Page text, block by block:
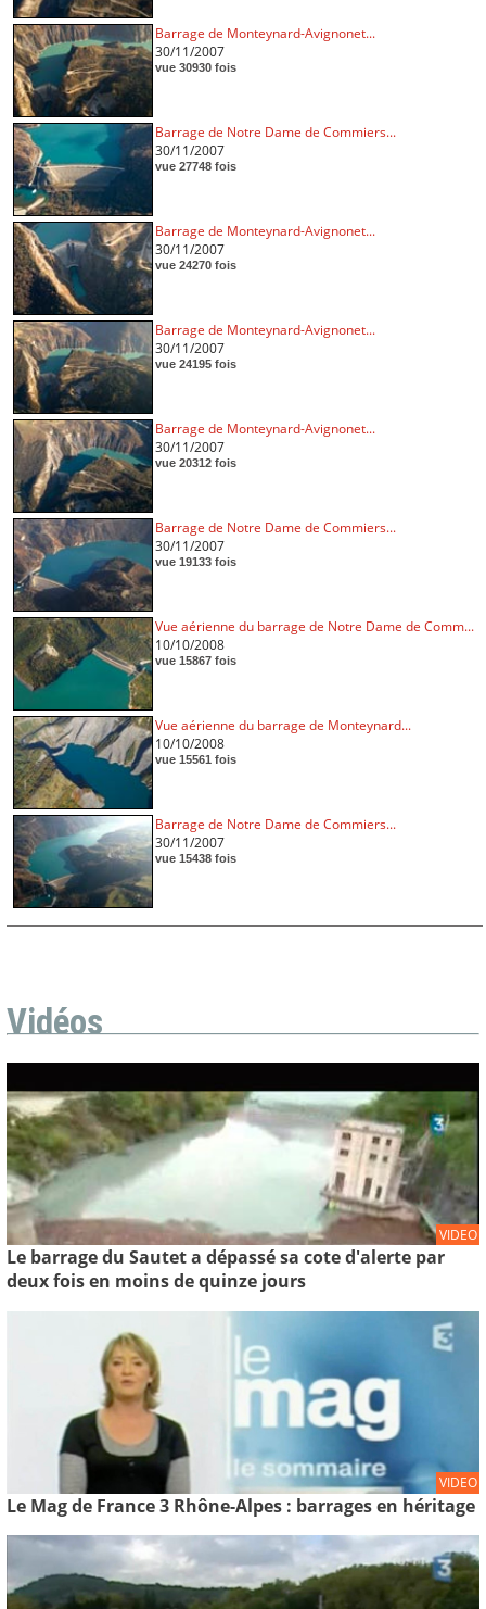
Barrage de Monteynard-Avignonet...
30/11/2007
vue 30930 fois
Barrage de Notre Dame de Commiers...
30/11/2007
vue 27748 fois
Barrage de Monteynard-Avignonet...
30/11/2007
vue 24270 fois
Barrage de Monteynard-Avignonet...
30/11/2007
vue 24195 fois
Barrage de Monteynard-Avignonet...
30/11/2007
vue 20312 fois
Barrage de Notre Dame de Commiers...
30/11/2007
vue 19133 fois
Vue aérienne du barrage de Notre Dame de Comm...
10/10/2008
vue 15867 fois
Vue aérienne du barrage de Monteynard...
10/10/2008
vue 15561 fois
Barrage de Notre Dame de Commiers...
30/11/2007
vue 15438 fois
Vidéos
VIDEO
Le barrage du Sautet a dépassé sa cote d'alerte par
deux fois en moins de quinze jours
VIDEO
Le Mag de France 3 Rhône-Alpes : barrages en héritage